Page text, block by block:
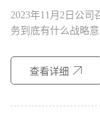
2023年11月2日公
务到底有什么战略
查看详细